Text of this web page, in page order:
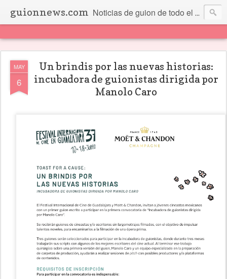
guionnews.com Noticias de guion de todo el mundo... Y más.
MAY
6
Un brindis por las nuevas historias:
incubadora de guionistas dirigida por
Manolo Caro